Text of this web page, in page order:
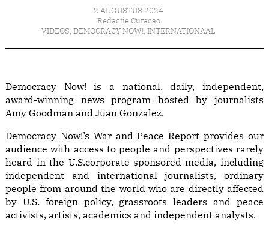
2 AUGUSTUS 2024
Redactie Curacao
VIDEOS, DEMOCRACY NOW!, INTERNATIONAAL
Democracy Now! is a national, daily, independent,
award-winning news program hosted by journalists
Amy Goodman and Juan Gonzalez.
Democracy Now!’s War and Peace Report provides our
audience with access to people and perspectives rarely
heard in the U.S.corporate-sponsored media, including
independent and international journalists, ordinary
people from around the world who are directly affected
by U.S. foreign policy, grassroots leaders and peace
activists, artists, academics and independent analysts.